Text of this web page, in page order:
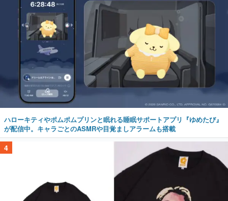
ハローキティやポムポムプリンと眠れる睡眠サポートアプリ『ゆめたび』
が配信中。キャラごとのASMRや目覚ましアラームも搭載
4